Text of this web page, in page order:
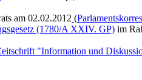
am 02.02.2012 (
(1780/A XXIV. GP) im
"Information und